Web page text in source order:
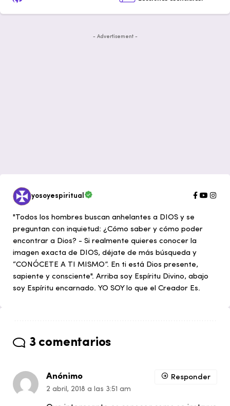
- Advertisement -
yosoyespiritual
"Todos los hombres buscan anhelantes a DIOS y se
preguntan con inquietud: ¿Cómo saber y cómo poder
encontrar a Dios? - Si realmente quieres conocer la
imagen exacta de DIOS, déjate de más búsqueda y
“CONÓCETE A TI MISMO”. En ti está Dios presente,
sapiente y consciente". Arriba soy Espíritu Divino, abajo
soy Espíritu encarnado. YO SOY lo que el Creador Es.
3 comentarios
Anónimo
2 abril, 2018 a las 3:51 am
Responder